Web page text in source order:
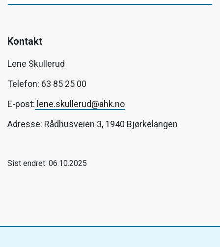
Kontakt
Lene Skullerud
Telefon: 63 85 25 00
E-post: lene.skullerud@ahk.no
Adresse: Rådhusveien 3, 1940 Bjørkelangen
Sist endret: 06.10.2025